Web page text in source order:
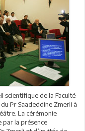
scientifique de la Faculté
Pr Saadeddine Zmerli à
La cérémonie
par la présence